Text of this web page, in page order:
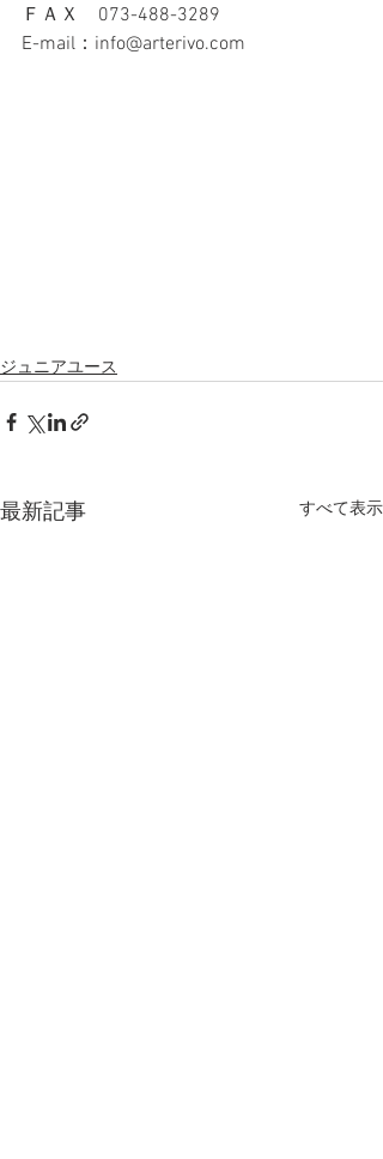
ＦＡＸ　073-488-3289
E-mail：info@arterivo.com
ジュニアユース
最新記事 すべて表示